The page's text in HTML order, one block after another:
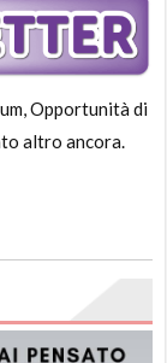
Opportunità di
altro ancora.